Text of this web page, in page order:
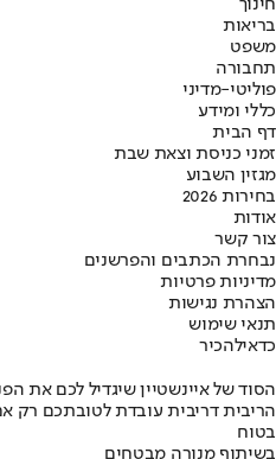
חינוך
בריאות
משפט
תחבורה
פוליטי-מדיני
כללי ומידע
דף הבית
זמני כניסת וצאת שבת
מגזין השבוע
בחירות 2026
אודות
צור קשר
נבחרת הכתבים והפרשנים
מדיניות פרטיות
הצהרת נגישות
תנאי שימוש
כדאילהכיר
הסוד של איינשטיין שיגדיל לכם את
הריבית דריבית עובדת לטובתכם רק
בטוח
בשיתוף מנורה מבטחים